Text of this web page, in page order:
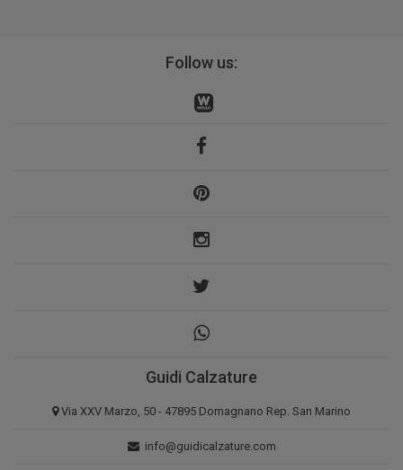
Follow us:
Guidi Calzature
Via XXV Marzo, 50 - 47895 Domagnano Rep. San Marino
info@guidicalzature.com